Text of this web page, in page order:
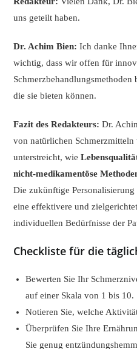
uns geteilt haben.
Dr. Achim Bien: Ich danke
wichtig, dass wir offen für
die sie bieten können.
Fazit des Redakteurs: Dr.
von natürlichen
unterstreicht, wie
nicht-medikamentöse
Die zukünftige
eine effektivere und
individuellen Bedürfnisse der
Checkliste für die
Bewerten Sie Ihr
auf einer Skala von 1 bis 10.
Notieren Sie, welche
Überprüfen Sie Ihre
Sie genug